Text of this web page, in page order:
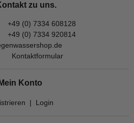
zu uns.
+49 (0) 7334 608128
+49 (0) 7334 920814
Kontaktformular
Mein Konto
| Login